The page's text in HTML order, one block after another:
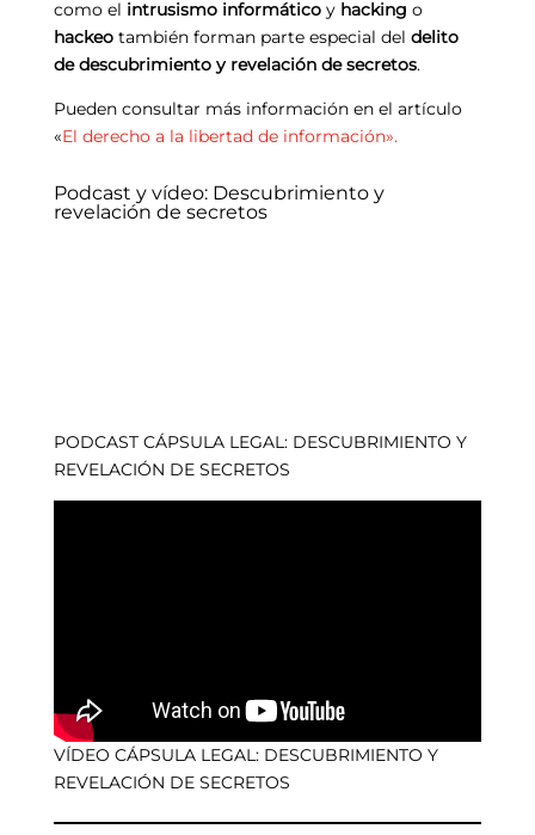
como el intrusismo informático y hacking o
hackeotambién forman parte especial del delito
de descubrimiento y revelación de secretos.
Pueden consultar más información en el artículo
«El derecho a la libertad de información».
Podcast y vídeo: Descubrimiento y
revelación de secretos
PODCAST CÁPSULA LEGAL: DESCUBRIMIENTO Y
REVELACIÓN DE SECRETOS
VÍDEO CÁPSULA LEGAL: DESCUBRIMIENTO Y
REVELACIÓN DE SECRETOS